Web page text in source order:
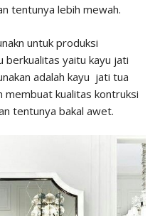
tentunya lebih mewah.
untuk produksi
berkualitas yaitu kayu jati
adalah kayu jati tua
membuat kualitas kontruksi
tentunya bakal awet.